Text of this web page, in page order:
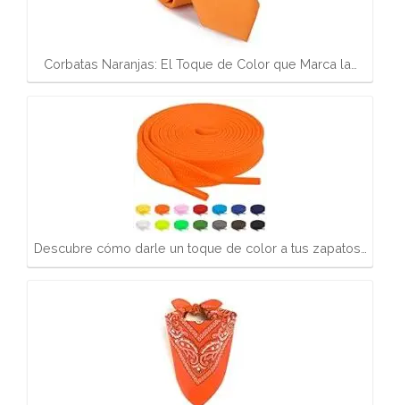
Corbatas Naranjas: El Toque de Color que Marca la…
Descubre cómo darle un toque de color a tus zapatos…